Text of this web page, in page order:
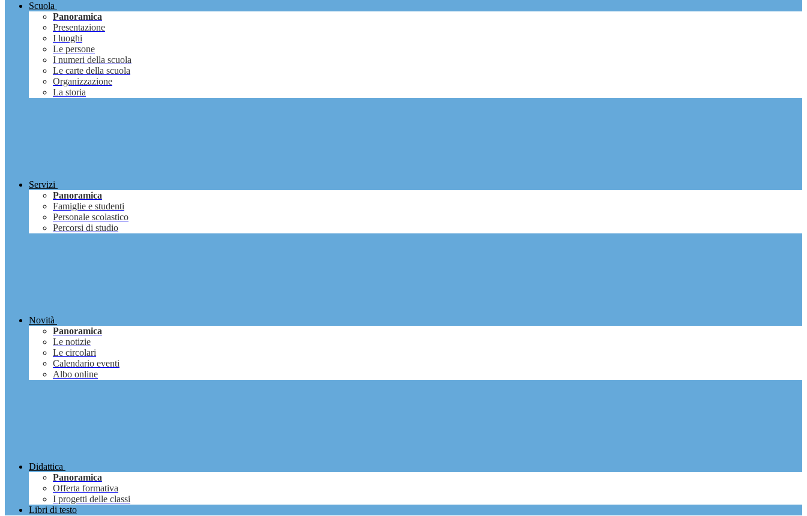
Scuola
Panoramica
Presentazione
I luoghi
Le persone
I numeri della scuola
Le carte della scuola
Organizzazione
La storia
Servizi
Panoramica
Famiglie e studenti
Personale scolastico
Percorsi di studio
Novità
Panoramica
Le notizie
Le circolari
Calendario eventi
Albo online
Didattica
Panoramica
Offerta formativa
I progetti delle classi
Libri di testo